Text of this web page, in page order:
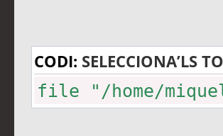
CODI: SELECCIONA’LS
file "/home/